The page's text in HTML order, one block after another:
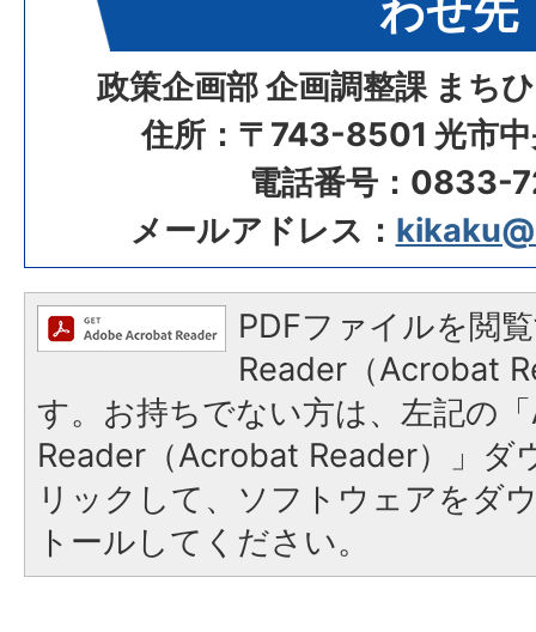
わせ先
政策企画部 企画調整課 まち
住所：〒743-8501 光市中
電話番号：0833-
メールアドレス：
PDFファイルを閲
Reader（Acrobat
す。お持ちでない方は、左記の
Reader（Acrobat Reader）」ダ
リックして、ソフトウェアをダ
トールしてください。